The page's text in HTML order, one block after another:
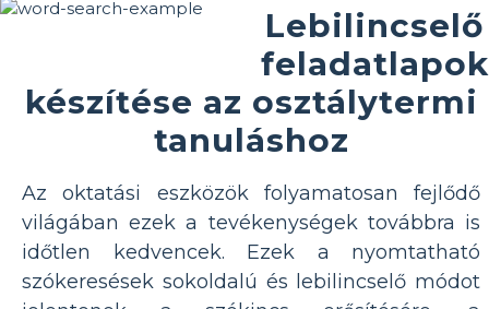
Lebilincselő
feladatlapok
készítése az osztálytermi
tanuláshoz
Az oktatási eszközök folyamatosan fejlődő
világában ezek a tevékenységek továbbra is
időtlen kedvencek. Ezek a nyomtatható
szókeresések sokoldalú és lebilincselő módot